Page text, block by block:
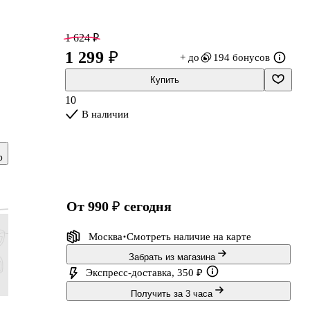
1 124 ₽ 624 ₽ 988 ₽ 1 249 ₽
1 624 ₽
1 299 ₽ + до 194 бонусов
Купить
10
В наличии
от 990 ₽ сегодня
Москва Смотреть наличие на карте
Забрать из магазина
Экспресс-доставка, 350 ₽
Получить за 3 часа